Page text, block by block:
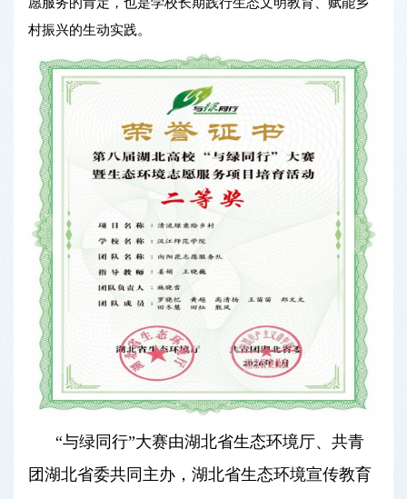
村振兴的生动实践。
“与绿同行”大赛由湖北省生态环境厅、共青
团湖北省委共同主办，湖北省生态环境宣传教育